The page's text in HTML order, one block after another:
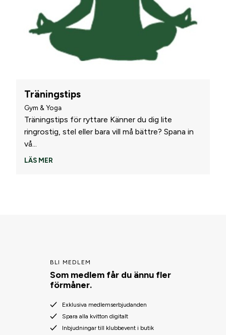
Träningstips
Gym & Yoga
Träningstips för ryttare Känner du dig lite
ringrostig, stel eller bara vill må bättre? Spana in
vå...
LÄS MER
BLI MEDLEM
Som medlem får du ännu fler
förmåner.
Exklusiva medlemserbjudanden
Spara alla kvitton digitalt
Inbjudningar till klubbevent i butik